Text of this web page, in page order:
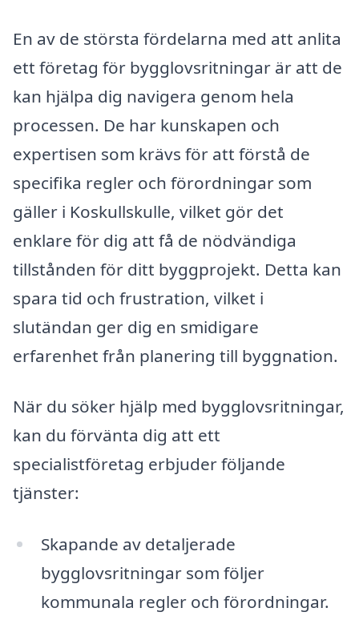
En av de största fördelarna med att anlita
ett företag för bygglovsritningar är att de
kan hjälpa dig navigera genom hela
processen. De har kunskapen och
expertisen som krävs för att förstå de
specifika regler och förordningar som
gäller i Koskullskulle, vilket gör det
enklare för dig att få de nödvändiga
tillstånden för ditt byggprojekt. Detta kan
spara tid och frustration, vilket i
slutändan ger dig en smidigare
erfarenhet från planering till byggnation.
När du söker hjälp med bygglovsritningar,
kan du förvänta dig att ett
specialistföretag erbjuder följande
tjänster:
Skapande av detaljerade
bygglovsritningar som följer
kommunala regler och förordningar.